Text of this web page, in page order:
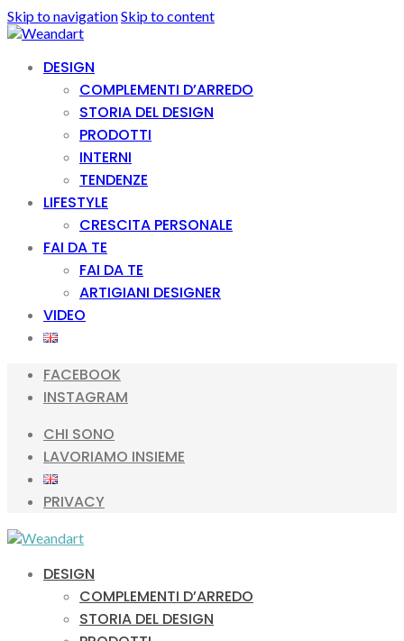
Skip to navigationSkip to content
DESIGN
COMPLEMENTI D’ARREDO
STORIA DEL DESIGN
PRODOTTI
INTERNI
TENDENZE
LIFESTYLE
CRESCITA PERSONALE
FAI DA TE
FAI DA TE
ARTIGIANI DESIGNER
VIDEO
FACEBOOK
INSTAGRAM
CHI SONO
LAVORIAMO INSIEME
PRIVACY
DESIGN
COMPLEMENTI D’ARREDO
STORIA DEL DESIGN